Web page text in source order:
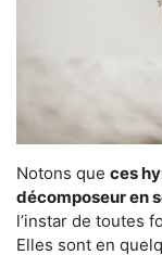
Notons que ces
décomposeur en
l’instar de toutes
Elles sont en